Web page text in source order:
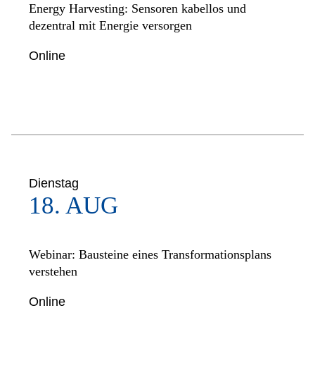
Energy Harvesting: Sensoren kabellos und
dezentral mit Energie versorgen
Online
Dienstag
18. AUG
Webinar: Bausteine eines Transformationsplans
verstehen
Online